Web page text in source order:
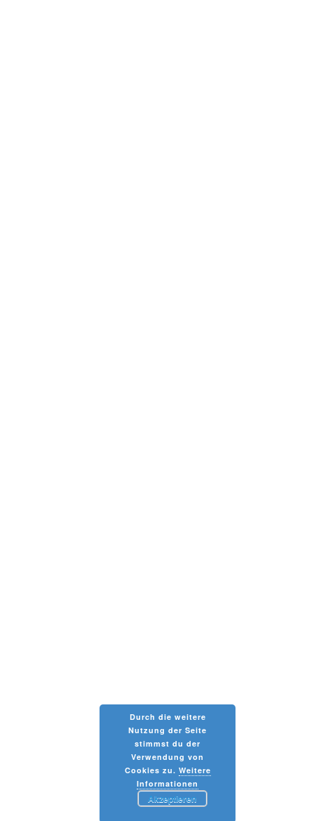
Durch die weitere
Nutzung der Seite
stimmst du der
Verwendung von
Cookies zu. Weitere
Informationen
Akzeptieren